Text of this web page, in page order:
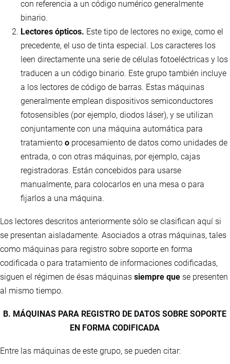
con referencia a un código numérico generalmente
binario.
Lectores ópticos. Este tipo de lectores no exige, como el
precedente, el uso de tinta especial. Los caracteres los
leen directamente una serie de células fotoeléctricas y los
traducen a un código binario. Este grupo también incluye
a los lectores de código de barras. Estas máquinas
generalmente emplean dispositivos semiconductores
fotosensibles (por ejemplo, diodos láser), y se utilizan
conjuntamente con una máquina automática para
tratamiento o procesamiento de datos como unidades de
entrada, o con otras máquinas, por ejemplo, cajas
registradoras. Están concebidos para usarse
manualmente, para colocarlos en una mesa o para
fijarlos a una máquina.
Los lectores descritos anteriormente sólo se clasifican aquí si
se presentan aisladamente. Asociados a otras máquinas, tales
como máquinas para registro sobre soporte en forma
codificada o para tratamiento de informaciones codificadas,
siguen el régimen de ésas máquinas siempre que se presenten
al mismo tiempo.
B. MÁQUINAS PARA REGISTRO DE DATOS SOBRE SOPORTE
EN FORMA CODIFICADA
Entre las máquinas de este grupo, se pueden citar: